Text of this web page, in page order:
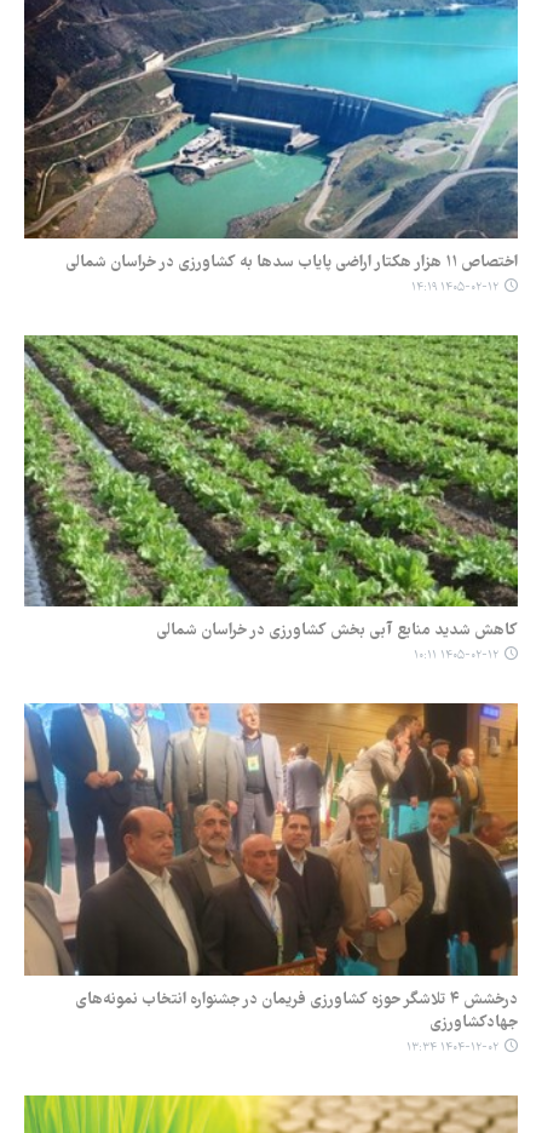
اختصاص ۱۱ هزار هکتار اراضی پایاب سدها به کشاورزی در خراسان شمالی
۱۴۰۵-۰۲-۱۲ ۱۴:۱۹
کاهش شدید منابع آبی بخش کشاورزی در خراسان شمالی
۱۴۰۵-۰۲-۱۲ ۱۰:۱۱
درخشش ۴ تلاشگر حوزه کشاورزی فریمان در جشنواره انتخاب نمونه‌های
جهادکشاورزی
۱۴۰۴-۱۲-۰۲ ۱۳:۳۴